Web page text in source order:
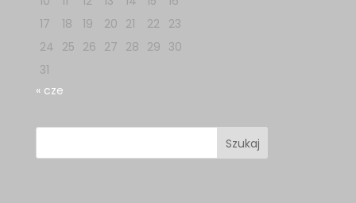
17
18 19 20 21 22
23
24 25 26 27 28 29 30
31
« cze